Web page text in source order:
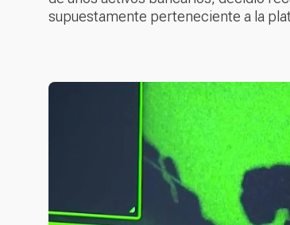
supuestamente perteneciente a la